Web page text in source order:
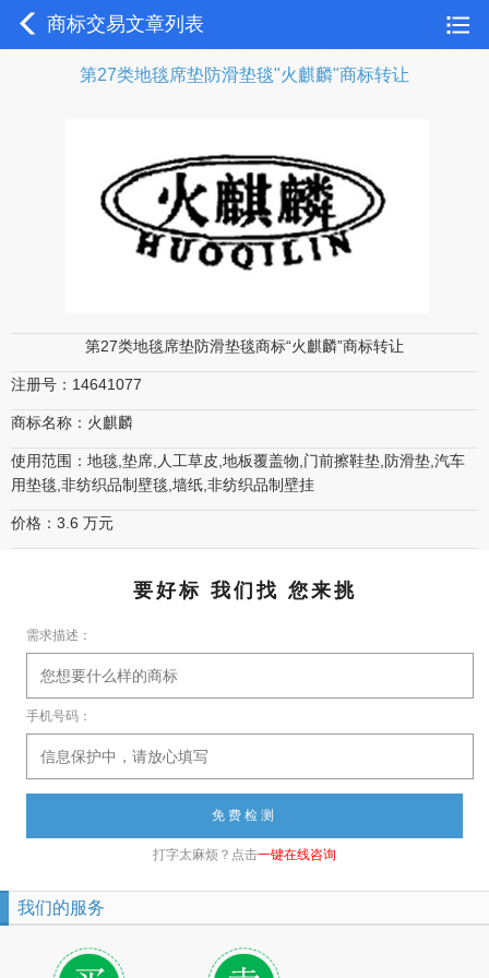
商标交易文章列表
第27类地毯席垫防滑垫毯"火麒麟"商标转让
第27类地毯席垫防滑垫毯商标“火麒麟”商标转让
注册号：14641077
商标名称：火麒麟
使用范围：地毯,垫席,人工草皮,地板覆盖物,门前擦鞋垫,防滑垫,汽车
用垫毯,非纺织品制壁毯,墙纸,非纺织品制壁挂
价格：3.6 万元
要好标 我们找 您来挑
需求描述：
手机号码：
打字太麻烦？点击一键在线咨询
我们的服务